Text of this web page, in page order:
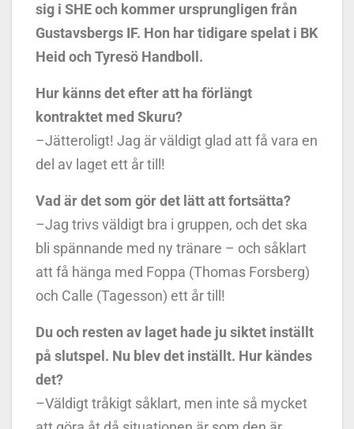
sig i SHE och kommer ursprungligen från
Gustavsbergs IF. Hon har tidigare spelat i BK
Heid och Tyresö Handboll.
Hur känns det efter att ha förlängt
kontraktet med Skuru?
–Jätteroligt! Jag är väldigt glad att få vara en
del av laget ett år till!
Vad är det som gör det lätt att fortsätta?
–Jag trivs väldigt bra i gruppen, och det ska
bli spännande med ny tränare – och såklart
att få hänga med Foppa (Thomas Forsberg)
och Calle (Tagesson) ett år till!
Du och resten av laget hade ju siktet inställt
på slutspel. Nu blev det inställt. Hur kändes
det?
–Väldigt tråkigt såklart, men inte så mycket